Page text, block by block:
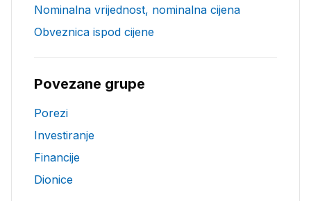
Nominalna vrijednost, nominalna cijena
Obveznica ispod cijene
Povezane grupe
Porezi
Investiranje
Financije
Dionice